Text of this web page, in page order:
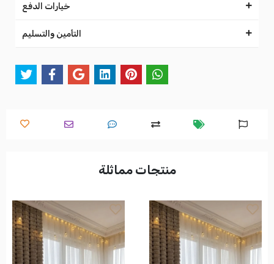
خيارات الدفع
التأمين والتسليم
منتجات مماثلة